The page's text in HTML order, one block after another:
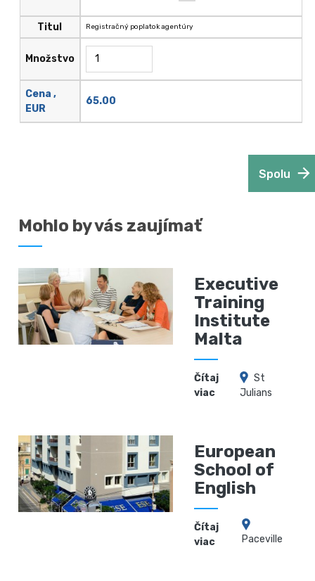
Titul
Množstvo
Cena ,
EUR
Registračný poplatok agentúry
65.00
Spolu
Mohlo by vás zaujímať
Executive
Training
Institute
Malta
Čítaj
viac
St
Julians
European
School of
English
Čítaj
viac
Paceville